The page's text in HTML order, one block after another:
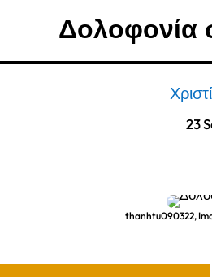
Δολοφονία
23
thanhtu090322,